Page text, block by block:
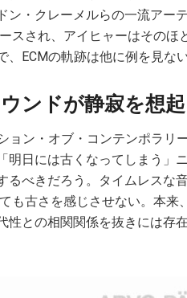
ン・クレーメルらの一流アー
スされ、アイヒャーはその
、ECMの軌跡は他に例を見ない
ンドが静寂を想
ョン・オブ・コンテンポラリ
明日には古くなってしまう」
るべきだろう。タイムレスな
も古さを感じさせない。本
性との相関関係を抜きには存